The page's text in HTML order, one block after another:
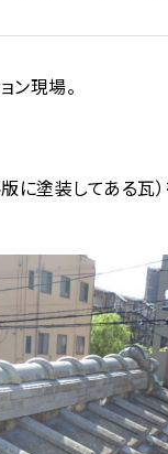
ン現場。
に塗装してある